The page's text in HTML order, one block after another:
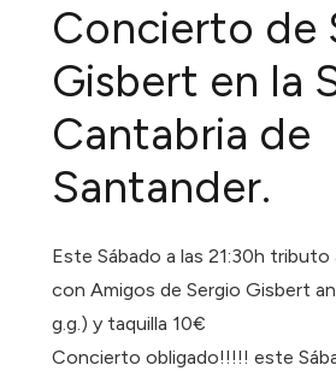
Concierto de
Gisbert en la
Cantabria de
Santander.
Este Sábado a las 21:30h tributo
con Amigos de Sergio Gisbert
g.g.) y taquilla 10€
Concierto obligado!!!!! este